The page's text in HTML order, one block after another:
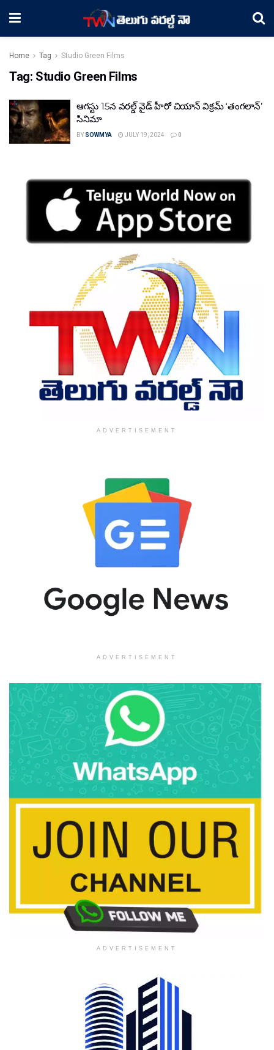
Home Tag Studio Green Films
Tag: Studio Green Films
ఆగస్టు 15న వరల్డ్ వైడ్ హీరో చియాన్ విక్రమ్ ‘తంగలాన్’
సినిమా
BY SOWMYA JULY 19, 2024 0
ADVERTISEMENT
ADVERTISEMENT
ADVERTISEMENT